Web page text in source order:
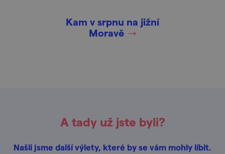
Kam v srpnu na jižní
Moravě
A tady už jste byli?
Našli jsme další výlety, které by se vám mohly líbit.